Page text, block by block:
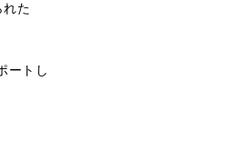
れた
ートし